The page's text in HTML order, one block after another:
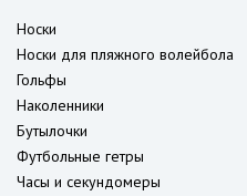
Носки
Носки для пляжного волейбола
Гольфы
Наколенники
Бутылочки
Футбольные гетры
Часы и секундомеры